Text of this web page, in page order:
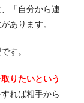
「自分から連
あります。
す。
りたいという
れば相手から